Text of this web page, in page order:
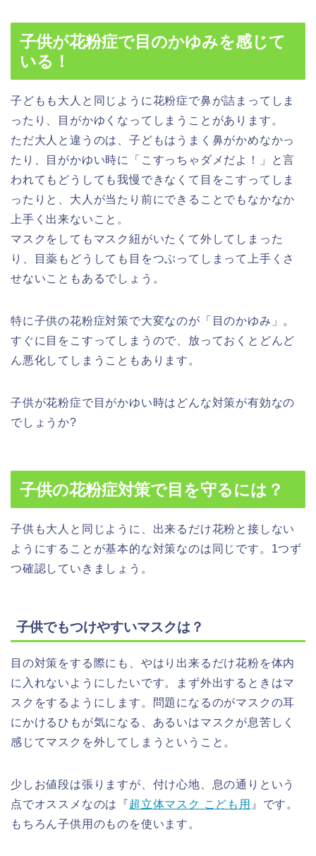
子供が花粉症で目のかゆみを感じて
いる！
子どもも大人と同じように花粉症で鼻が詰まってしま
ったり、目がかゆくなってしまうことがあります。
ただ大人と違うのは、子どもはうまく鼻がかめなかっ
たり、目がかゆい時に「こすっちゃダメだよ！」と言
われてもどうしても我慢できなくて目をこすってしま
ったりと、 大人が当たり前にできることでもなかなか
上手く出来ない こと。
マスクをしてもマスク紐がいたくて外してしまった
り、目薬もどうしても目をつぶってしまって上手くさ
せないこともあるでしょう。
特に子供の花粉症対策で大変なのが 「目のかゆみ」 。
すぐに目をこすってしまうので、放っておくとどんど
ん悪化してしまうこともあります。
子供が花粉症で目がかゆい時はどんな対策が有効なの
でしょうか?
子供の花粉症対策で目を守るには？
子供も大人と同じように、出来るだけ花粉と接しない
ようにすることが基本的な対策なのは同じです。1つず
つ確認していきましょう。
子供でもつけやすいマスクは？
目の対策をする際にも、やはり出来るだけ花粉を体内
に入れないようにしたいです。まず外出するときはマ
スクをするようにします。問題になるのがマスクの耳
にかけるひもが気になる、あるいはマスクが息苦しく
感じてマスクを外してしまうということ。
少しお値段は張りますが、付け心地、息の通りという
点でオススメなのは『超立体マスク こども用 』です。
もちろん子供用のものを使います。